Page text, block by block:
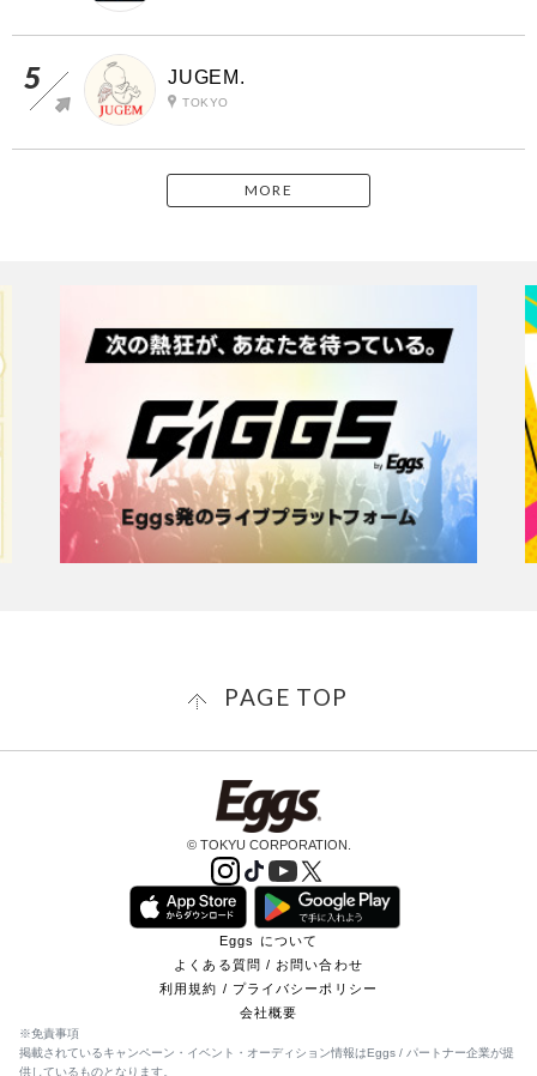
JUGEM.
TOKYO
MORE
PAGE TOP
© TOKYU CORPORATION.
Eggs について
よくある質問 / お問い合わせ
利用規約 / プライバシーポリシー
会社概要
※免責事項
掲載されているキャンペーン・イベント・オーディション情報はEggs / パートナー企業が提
供しているものとなります。